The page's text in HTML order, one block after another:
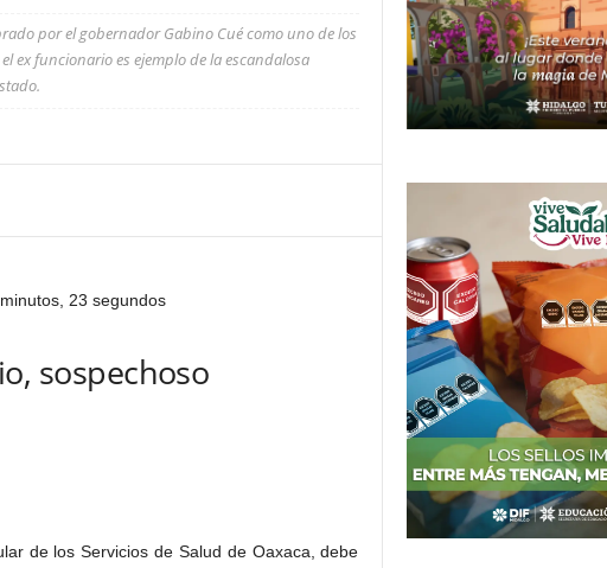
por el gobernador Gabino Cué como uno de los
ex funcionario es ejemplo de la escandalosa
23 segundos
sospechoso
de los Servicios de Salud de Oaxaca, debe